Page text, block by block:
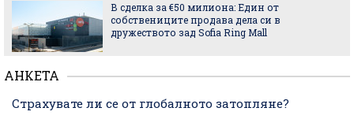
В сделка за €50 милиона: Един от
собствениците продава дела си в
дружеството зад Sofia Ring Mall
АНКЕТА
Страхувате ли се от глобалното затопляне?